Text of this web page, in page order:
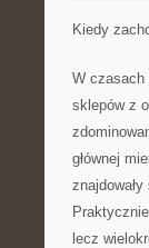
Kiedy
W czasach
sklepów z
głównej
lecz